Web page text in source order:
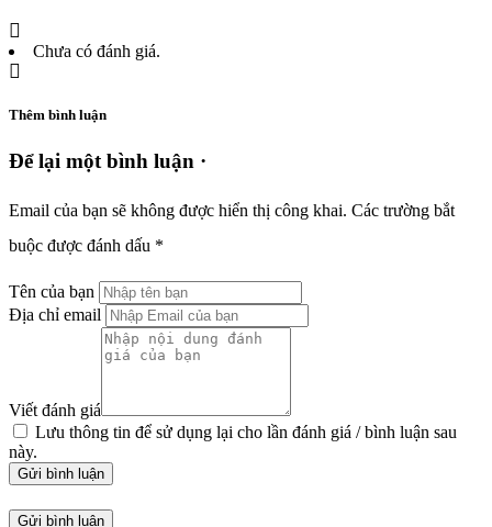
Chưa có đánh giá.
Thêm bình luận
Để lại một bình luận ·
Email của bạn sẽ không được hiển thị công khai. Các trường bắt
buộc được đánh dấu *
Tên của bạn
Địa chỉ email
Viết đánh giá
Lưu thông tin để sử dụng lại cho lần đánh giá / bình luận sau
này.
Gửi bình luận